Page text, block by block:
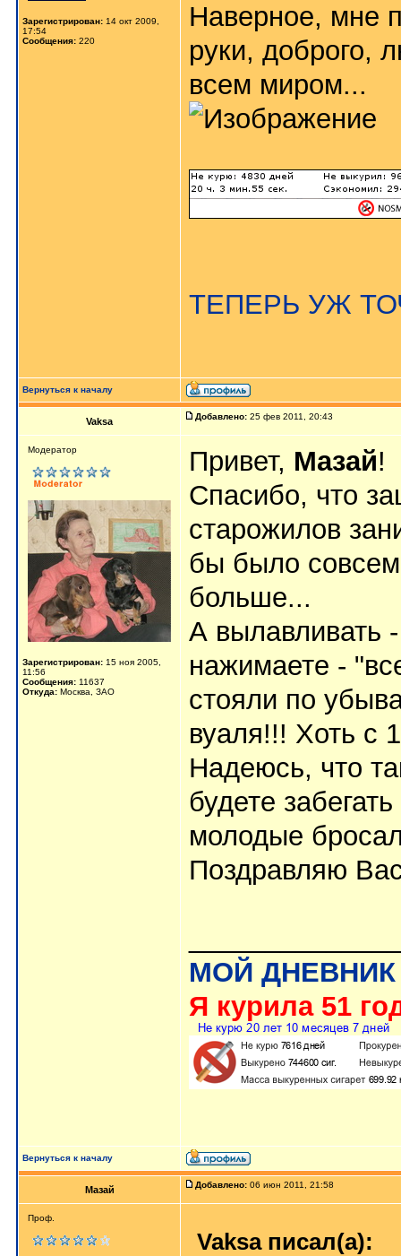
Зарегистрирован: 14 окт 2009,
17:54
Сообщения: 220
Наверное, мне
руки, доброго,
всем миром...
ТЕПЕРЬ УЖ
Вернуться к началу
Vaksa Добавлено: 25 фев 2011, 20:43
Модератор
Зарегистрирован: 15 ноя 2005,
11:56
Сообщения: 11637
Откуда: Москва, ЗАО
Привет, Мазай!
Спасибо, что
старожилов
бы было совсем
больше...
А вылавливать
нажимаете -
стояли по
вуаля!!! Хоть с
Надеюсь, что
будете
молодые
Поздравляю
МОЙ ДНЕВНИК
Я курила 51
Вернуться к началу
Мазай Добавлено: 06 июн 2011, 21:58
Проф.
Vaksa писал(а):